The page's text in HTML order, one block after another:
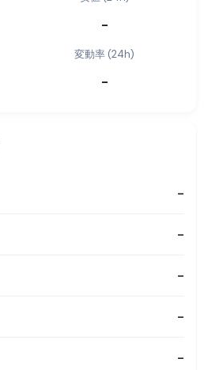
-
変動率 (24h)
-
-
-
-
-
-